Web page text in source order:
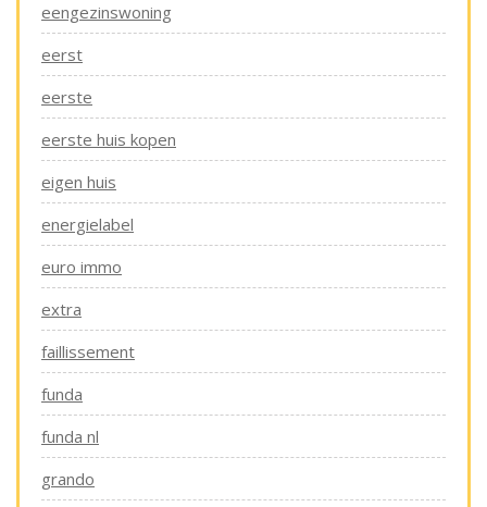
eengezinswoning
eerst
eerste
eerste huis kopen
eigen huis
energielabel
euro immo
extra
faillissement
funda
funda nl
grando